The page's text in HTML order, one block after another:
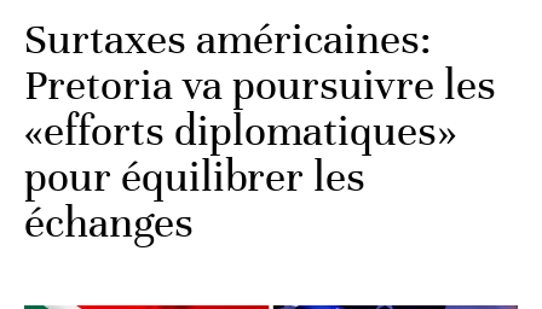
Surtaxes américaines:
Pretoria va poursuivre les
«efforts diplomatiques»
pour équilibrer les
échanges